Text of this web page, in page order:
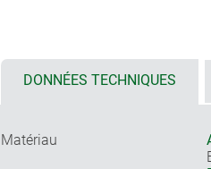
DONNÉES TECHNIQUES
Matériau